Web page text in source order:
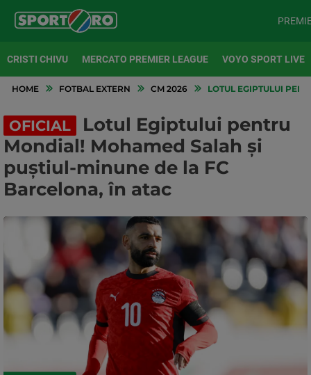
CRISTI CHIVU MERCATO PREMIER LEAGUE VOYO SPORT LIVE
HOME FOTBAL EXTERN CM 2026 LOTUL EGIPTULUI
OFICIAL
Lotul Egiptului pentru
Mondial! Mohamed Salah și
puștiul-minune de la FC
Barcelona, în atac